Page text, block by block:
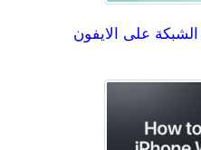
على الايفون